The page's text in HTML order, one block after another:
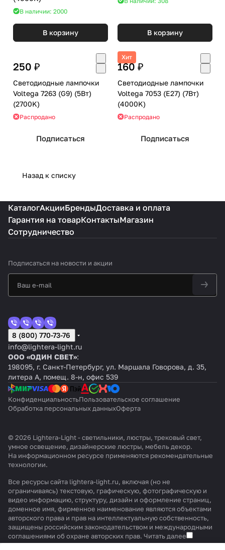
В наличии: 2000
В корзину В корзину
250 ₽
Светодиодные лампочки
Voltega 7263 (G9) (5Вт)
(2700K)
Распродано
Подписаться
Хит
160 ₽
Светодиодные лампочки
Voltega 7053 (E27) (7Вт)
(4000K)
Распродано
Подписаться
Назад к списку
КаталогАкцииБрендыДоставка и оплата
Гарантия на товарКонтактыМагазин
Сотрудничество
Подписаться на новости и акции
8 (800) 770-73-76
info@lightera-light.ru
ООО «ОДИН СВЕТ»:
198095, г. Санкт-Петербург, ул. Маршала Говорова, д. 35,
литера А, помещ. 8-н, офис 539
КонфиденциальностьПользовательское соглашение
Обработка персональных данныхОферта
© 2026 Lightera-Light - светильники, люстры, трековый свет,
умное освещение, дизайнерские люстры, мебель декор.
На информационном ресурсе применяются рекомендательные
технологии.
Все ресурсы сайта lightera-light.ru, включая (но не
ограничиваясь) текстовую, графическую, фотографическую и
видео информацию, структуру, дизайн и оформление страниц,
доменное имя, фирменное наименование являются объектами
авторского права и прав на интеллектуальную собственность,
защищены российским законодательством и международными
соглашениями об охране авторских прав. Читать далее